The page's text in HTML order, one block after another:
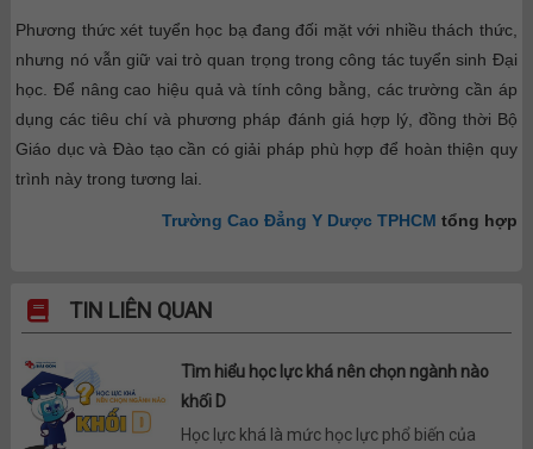
Phương thức xét tuyển học bạ đang đối mặt với nhiều thách thức,
nhưng nó vẫn giữ vai trò quan trọng trong công tác tuyển sinh Đại
học. Để nâng cao hiệu quả và tính công bằng, các trường cần áp
dụng các tiêu chí và phương pháp đánh giá hợp lý, đồng thời Bộ
Giáo dục và Đào tạo cần có giải pháp phù hợp để hoàn thiện quy
trình này trong tương lai.
Trường Cao Đẳng Y Dược TPHCM tổng hợp
TIN LIÊN QUAN
Tìm hiểu học lực khá nên chọn ngành nào
khối D
Học lực khá là mức học lực phổ biến của